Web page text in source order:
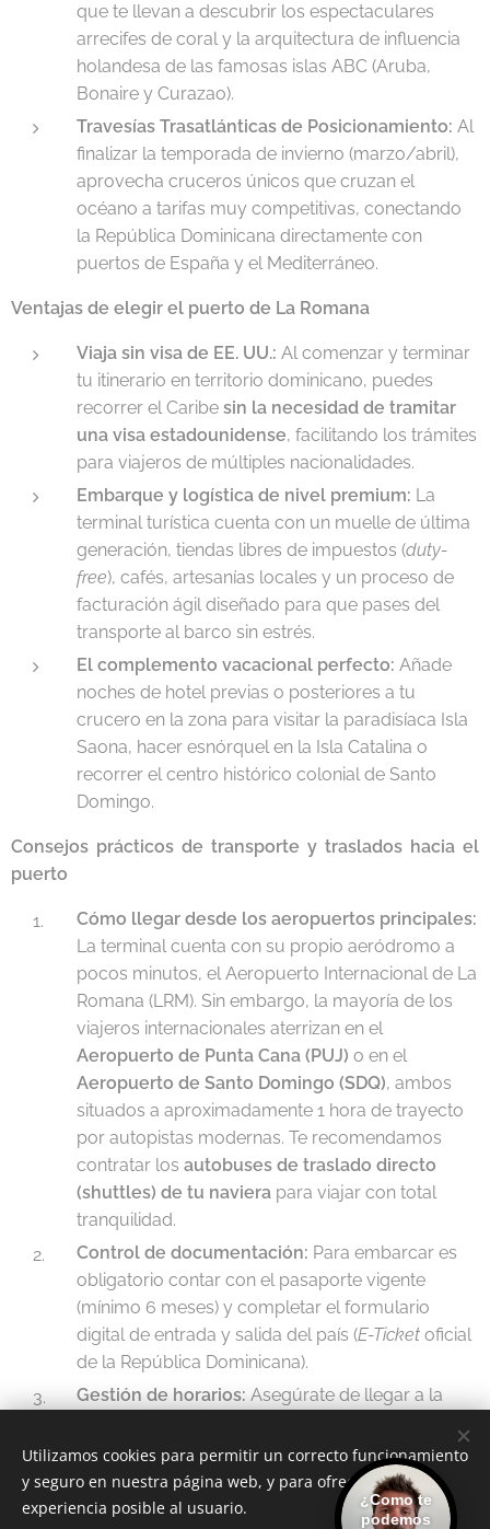
que te llevan a descubrir los espectaculares
arrecifes de coral y la arquitectura de influencia
holandesa de las famosas islas ABC (Aruba,
Bonaire y Curazao).
Travesías Trasatlánticas de Posicionamiento: Al
finalizar la temporada de invierno (marzo/abril),
aprovecha cruceros únicos que cruzan el
océano a tarifas muy competitivas, conectando
la República Dominicana directamente con
puertos de España y el Mediterráneo.
Ventajas de elegir el puerto de La Romana
Viaja sin visa de EE. UU.: Al comenzar y terminar
tu itinerario en territorio dominicano, puedes
recorrer el Caribe sin la necesidad de tramitar
una visa estadounidense, facilitando los trámites
para viajeros de múltiples nacionalidades.
Embarque y logística de nivel premium: La
terminal turística cuenta con un muelle de última
generación, tiendas libres de impuestos (duty-
free), cafés, artesanías locales y un proceso de
facturación ágil diseñado para que pases del
transporte al barco sin estrés.
El complemento vacacional perfecto: Añade
noches de hotel previas o posteriores a tu
crucero en la zona para visitar la paradisíaca Isla
Saona, hacer esnórquel en la Isla Catalina o
recorrer el centro histórico colonial de Santo
Domingo.
Consejos prácticos de transporte y traslados hacia el
puerto
Cómo llegar desde los aeropuertos principales:
La terminal cuenta con su propio aeródromo a
pocos minutos, el Aeropuerto Internacional de La
Romana (LRM). Sin embargo, la mayoría de los
viajeros internacionales aterrizan en el
Aeropuerto de Punta Cana (PUJ) o en el
Aeropuerto de Santo Domingo (SDQ), ambos
situados a aproximadamente 1 hora de trayecto
por autopistas modernas. Te recomendamos
contratar los autobuses de traslado directo
(shuttles) de tu naviera para viajar con total
tranquilidad.
Control de documentación: Para embarcar es
obligatorio contar con el pasaporte vigente
(mínimo 6 meses) y completar el formulario
digital de entrada y salida del país (E-Ticket oficial
de la República Dominicana).
Gestión de horarios: Asegúrate de llegar a la
asignada en tus billetes de embarque, idealmente
entre 3 y 4 horas antes de la hora fijada para el
desamarre del buque.
Utilizamos cookies para permitir un correcto funcionamiento
y seguro en nuestra página web, y para ofrecer la mejor
experiencia posible al usuario.
¿Como te
podemos